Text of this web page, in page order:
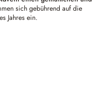
sich gebührend auf die
Jahres ein.